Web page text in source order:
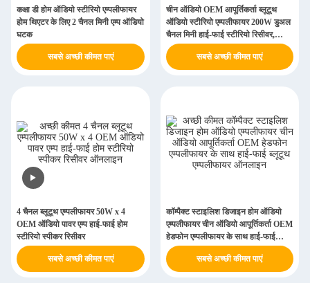
कक्षा डी होम ऑडियो स्टीरियो एम्पलीफायर
होम थिएटर के लिए 2 चैनल मिनी एम्प ऑडियो
घटक
सबसे अच्छी कीमत पाएं
चीन ऑडियो OEM आपूर्तिकर्ता ब्लूटूथ
ऑडियो स्टीरियो एम्पलीफायर 200W डुअल
चैनल मिनी हाई-फाई स्टीरियो रिसीवर,
2.0CH पावर एम्प w/HDMI ((ARC)
ऑप्ट कोएक्स आरसीए होम स्पीकर के लिए
100W x 2
सबसे अच्छी कीमत पाएं
4 चैनल ब्लूटूथ एम्पलीफायर 50W x 4
OEM ऑडियो पावर एम्प हाई-फाई होम
स्टीरियो स्पीकर रिसीवर
सबसे अच्छी कीमत पाएं
कॉम्पैक्ट स्टाइलिश डिजाइन होम ऑडियो
एम्पलीफायर चीन ऑडियो आपूर्तिकर्ता OEM
हेडफोन एम्पलीफायर के साथ हाई-फाई
ब्लूटूथ एम्पलीफायर
सबसे अच्छी कीमत पाएं